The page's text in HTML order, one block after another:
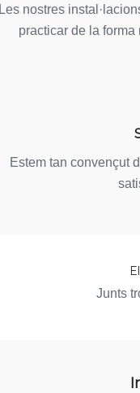
que desde que me
dado una
grandes
nostres
practicar de la
Estem tan convençut
Junts